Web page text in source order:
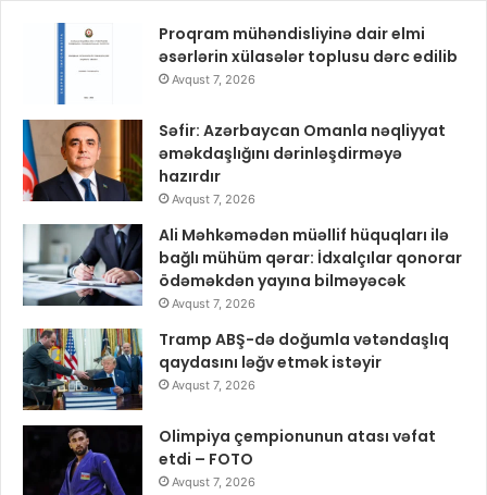
Proqram mühəndisliyinə dair elmi
əsərlərin xülasələr toplusu dərc edilib
Avqust 7, 2026
Səfir: Azərbaycan Omanla nəqliyyat
əməkdaşlığını dərinləşdirməyə
hazırdır
Avqust 7, 2026
Ali Məhkəmədən müəllif hüquqları ilə
bağlı mühüm qərar: İdxalçılar qonorar
ödəməkdən yayına bilməyəcək
Avqust 7, 2026
Tramp ABŞ-də doğumla vətəndaşlıq
qaydasını ləğv etmək istəyir
Avqust 7, 2026
Olimpiya çempionunun atası vəfat
etdi – FOTO
Avqust 7, 2026